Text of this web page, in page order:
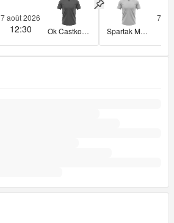
7 août 2026
12:30 Ok Castkovce
Epingler match
Spartak Myjava
7